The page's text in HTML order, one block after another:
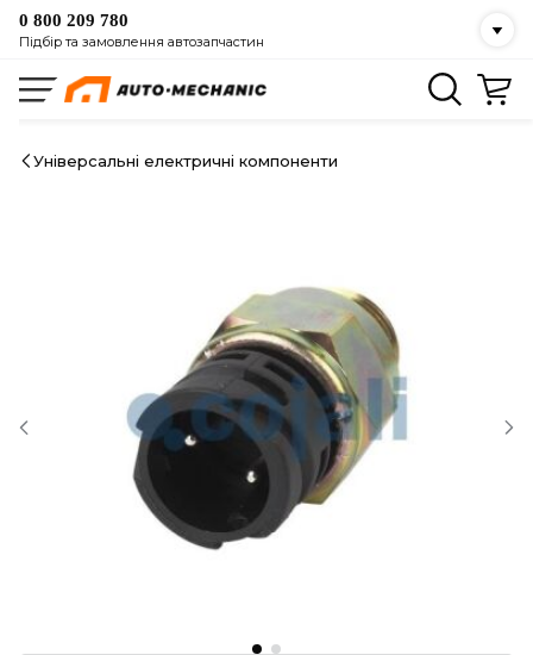
0 800 209 780
Підбір та замовлення автозапчастин
Універсальні електричні компоненти